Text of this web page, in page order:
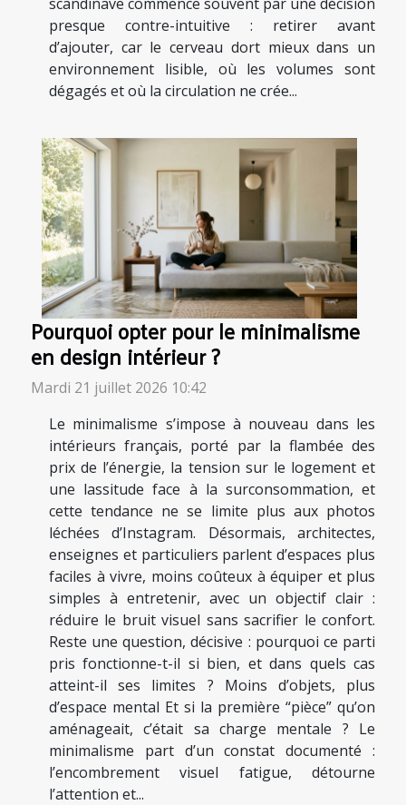
presque contre-intuitive : retirer avant
d’ajouter, car le cerveau dort mieux dans un
environnement lisible, où les volumes sont
dégagés et où la circulation ne crée...
Pourquoi opter pour le minimalisme
en design intérieur ?
Mardi 21 juillet 2026 10:42
Le minimalisme s’impose à nouveau dans les
intérieurs français, porté par la flambée des
prix de l’énergie, la tension sur le logement et
une lassitude face à la surconsommation, et
cette tendance ne se limite plus aux photos
léchées d’Instagram. Désormais, architectes,
enseignes et particuliers parlent d’espaces plus
faciles à vivre, moins coûteux à équiper et plus
simples à entretenir, avec un objectif clair :
réduire le bruit visuel sans sacrifier le confort.
Reste une question, décisive : pourquoi ce parti
pris fonctionne-t-il si bien, et dans quels cas
atteint-il ses limites ? Moins d’objets, plus
d’espace mental Et si la première “pièce” qu’on
aménageait, c’était sa charge mentale ? Le
minimalisme part d’un constat documenté :
l’encombrement visuel fatigue, détourne
l’attention et...